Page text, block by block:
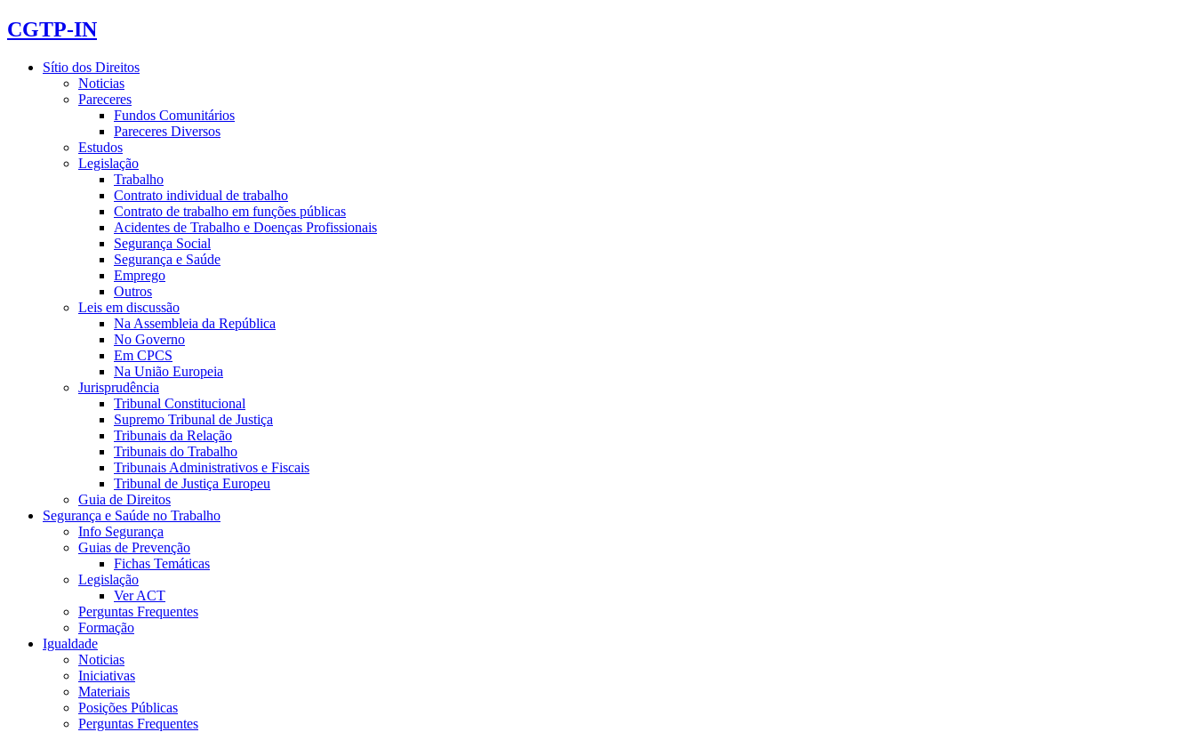
CGTP-IN
Sítio dos Direitos
Noticias
Pareceres
Fundos Comunitários
Pareceres Diversos
Estudos
Legislação
Trabalho
Contrato individual de trabalho
Contrato de trabalho em funções públicas
Acidentes de Trabalho e Doenças Profissionais
Segurança Social
Segurança e Saúde
Emprego
Outros
Leis em discussão
Na Assembleia da República
No Governo
Em CPCS
Na União Europeia
Jurisprudência
Tribunal Constitucional
Supremo Tribunal de Justiça
Tribunais da Relação
Tribunais do Trabalho
Tribunais Administrativos e Fiscais
Tribunal de Justiça Europeu
Guia de Direitos
Segurança e Saúde no Trabalho
Info Segurança
Guias de Prevenção
Fichas Temáticas
Legislação
Ver ACT
Perguntas Frequentes
Formação
Igualdade
Noticias
Iniciativas
Materiais
Posições Públicas
Perguntas Frequentes